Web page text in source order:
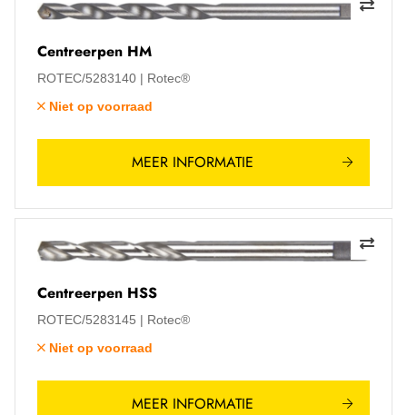
Centreerpen HM
ROTEC/5283140
Rotec®
Niet op voorraad
MEER INFORMATIE
Centreerpen HSS
ROTEC/5283145
Rotec®
Niet op voorraad
MEER INFORMATIE